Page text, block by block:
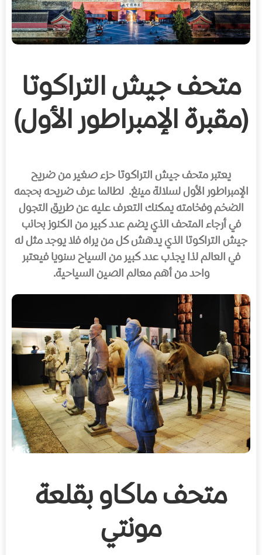
متحف جيش التراكوتا
(مقبرة الإمبراطور الأول)
يعتبر متحف جيش التراكوتا حزء صغير من ضريح
الإمبراطور الأول لسلالة مينغ. لطالما عرف ضريحه بحجمه
الضخم وفخامته يمكنك التعرف عليه عن طريق التجول
في أرجاء المتحف الذي يضم عدد كبير من الكنوز بحانب
جيش التراكوتا الذي يدهش كل من يراه فلا يوجد مثل له
في العالم لذا يجذب عدد كبير من السياح سنويا فيعتبر
واحد من أهم معالم الصين السياحية.
متحف ماكاو بقلعة
مونتي